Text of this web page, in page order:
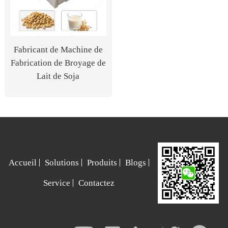
Fabricant de Machine de
Fabrication de Broyage de
Lait de Soja
Accueil Solutions Produits Blogs
Service Contactez